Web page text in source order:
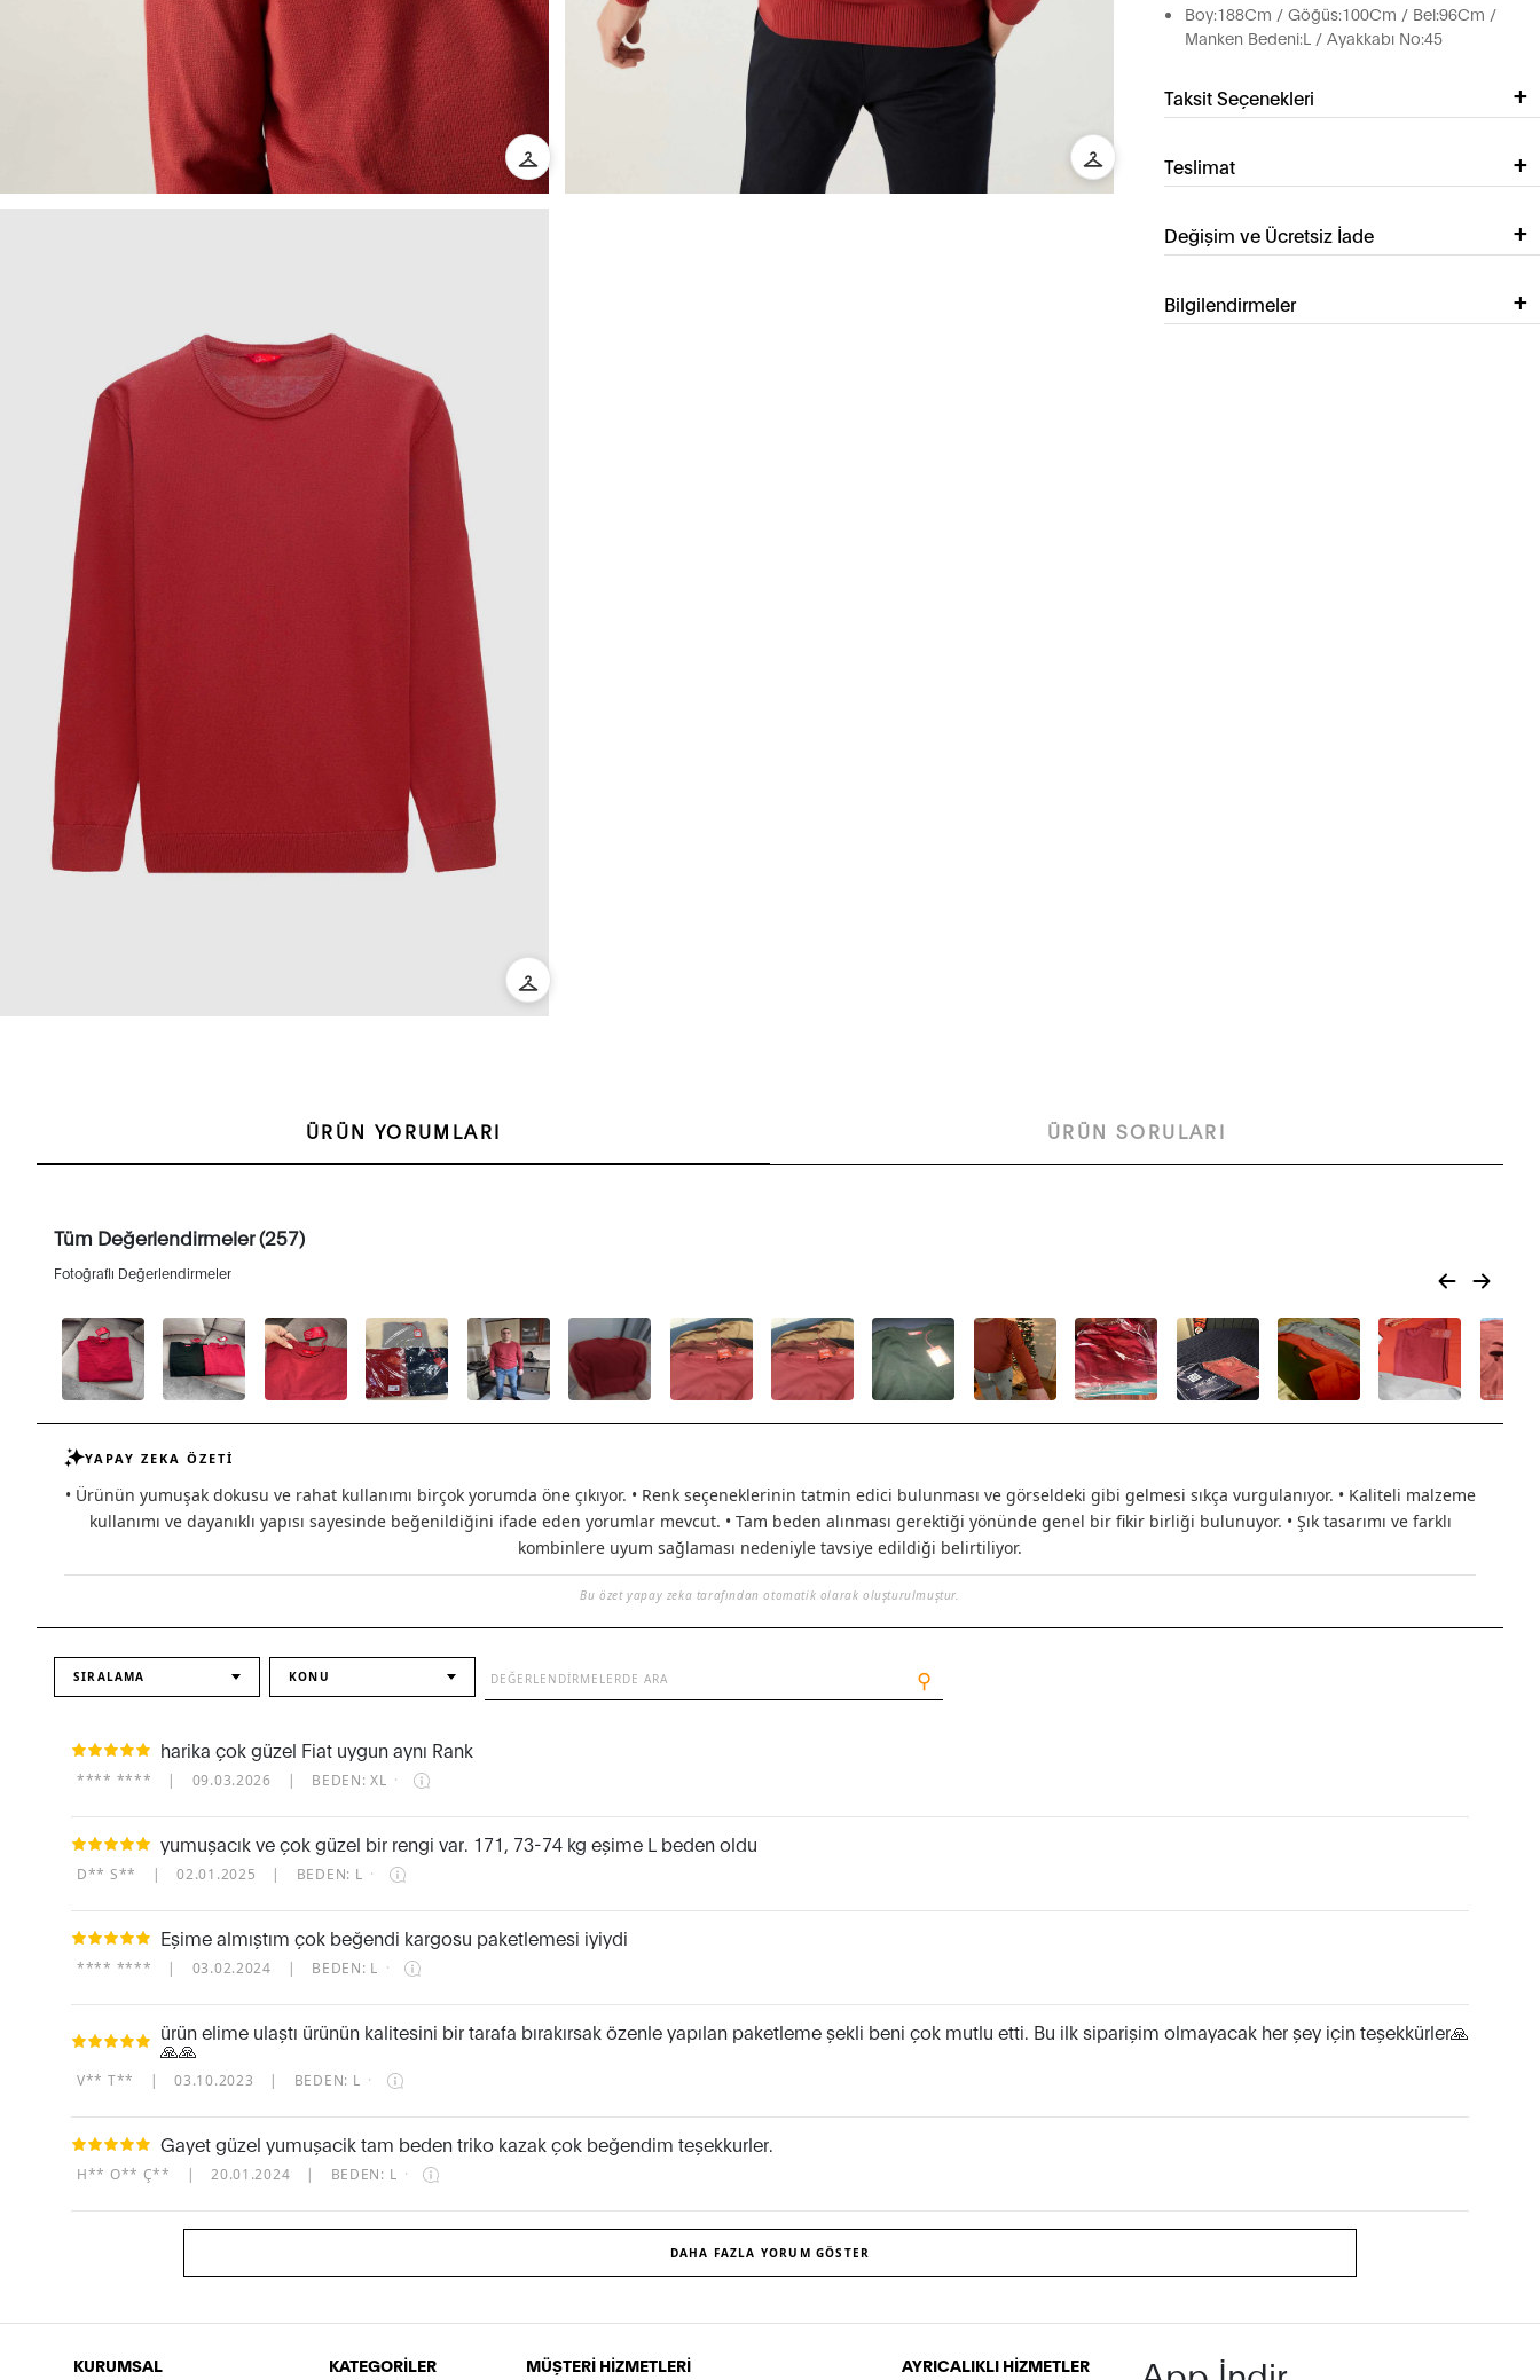
Boy:188Cm / Göğüs:100Cm / Bel:96Cm /
Manken Bedeni:L / Ayakkabı No:45
Taksit Seçenekleri
Teslimat
Değişim ve Ücretsiz İade
Bilgilendirmeler
ÜRÜN YORUMLARI ÜRÜN SORULARI
Tüm Değerlendirmeler (257)
Fotoğraflı Değerlendirmeler
YAPAY ZEKA ÖZETİ
• Ürünün yumuşak dokusu ve rahat kullanımı birçok yorumda öne çıkıyor. • Renk seçeneklerinin tatmin edici bulunması ve görseldeki gibi gelmesi sıkça vurgulanıyor. • Kaliteli malzeme
kullanımı ve dayanıklı yapısı sayesinde beğenildiğini ifade eden yorumlar mevcut. • Tam beden alınması gerektiği yönünde genel bir fikir birliği bulunuyor. • Şık tasarımı ve farklı
kombinlere uyum sağlaması nedeniyle tavsiye edildiği belirtiliyor.
Bu özet yapay zeka tarafından otomatik olarak oluşturulmuştur.
SIRALAMA KONU ⚲
harika çok güzel Fiat uygun aynı Rank
**** **** | 09.03.2026 | BEDEN: XL ·
yumuşacık ve çok güzel bir rengi var. 171, 73-74 kg eşime L beden oldu
D** S** | 02.01.2025 | BEDEN: L ·
Eşime almıştım çok beğendi kargosu paketlemesi iyiydi
**** **** | 03.02.2024 | BEDEN: L ·
ürün elime ulaştı ürünün kalitesini bir tarafa bırakırsak özenle yapılan paketleme şekli beni çok mutlu etti. Bu ilk siparişim olmayacak her şey için teşekkürler🙏
🙏🙏
V** T** | 03.10.2023 | BEDEN: L ·
Gayet güzel yumuşacik tam beden triko kazak çok beğendim teşekkurler.
H** O** Ç** | 20.01.2024 | BEDEN: L ·
DAHA FAZLA YORUM GÖSTER
KURUMSAL KATEGORİLER MÜŞTERİ HİZMETLERİ AYRICALIKLI HİZMETLER